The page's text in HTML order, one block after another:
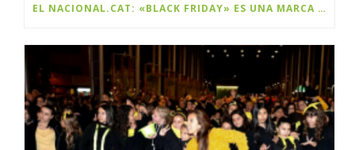
EL NACIONAL.CAT: «BLACK FRIDAY» ES UNA MARCA Y ES CATALANA